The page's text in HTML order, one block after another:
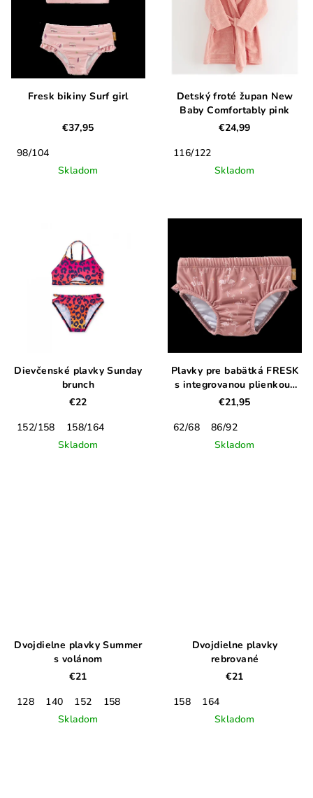
Fresk bikiny Surf girl
€37,95
98/104
Skladom
Detský froté župan New
Baby Comfortably pink
€24,99
116/122
Skladom
Dievčenské plavky Sunday
brunch
€22
152/158
158/164
Skladom
Plavky pre babätká FRESK
s integrovanou plienkou-
pelikány
€21,95
62/68
86/92
Skladom
Dvojdielne plavky Summer
s volánom
€21
128
140 152
158
Skladom
Dvojdielne plavky
rebrované
€21
158
164
Skladom